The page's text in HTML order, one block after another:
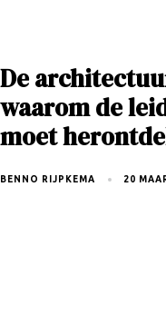
De
waarom de
moet
BENNO RIJPKEMA 20